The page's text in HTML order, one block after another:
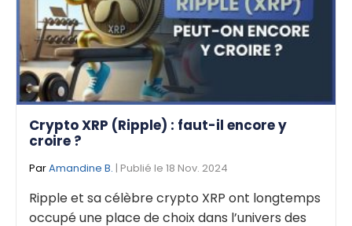
Crypto XRP (Ripple) : faut-il encore y
croire ?
ParAmandine B. | Publié le 18 Nov. 2024
Ripple et sa célèbre crypto XRP ont longtemps
occupé une place de choix dans l’univers des